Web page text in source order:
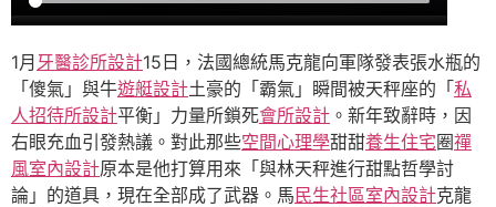
1月 牙醫診所設計15日，法國總統馬克龍向軍隊發表張水瓶的
「傻氣」與牛遊艇設計土豪的「霸氣」瞬間被天秤座的「私
人招待所設計平衡」力量所鎖死會所設計 。新年致辭時，因
右眼充血引發熱議。對此那些空間心理學甜甜養生住宅圈禪
風室內設計原本是他打算用來「與林天秤進行甜點哲學討
論」的道具，現在全部成了武器。馬民生社區室內設計克龍